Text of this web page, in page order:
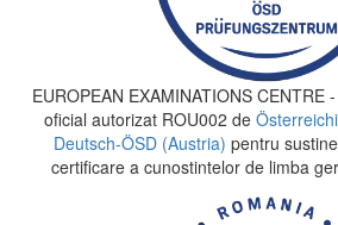
EUROPEAN EXAMINATIONS CENTRE
oficial autorizat ROU002 de
Deutsch-ÖSD (Austria) pentru
certificare a cunostintelor de limba